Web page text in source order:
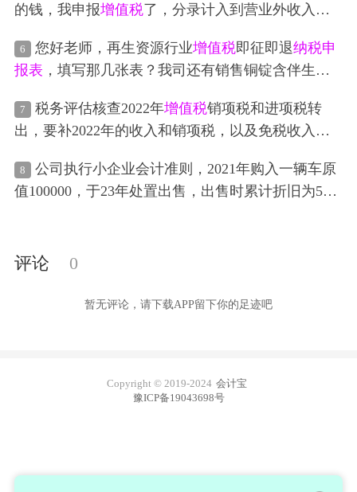
的钱，我申报增值税了，分录计入到营业外收入的
6 您好老师，再生资源行业增值税即征即退纳税申
报表 ，填写那几张表？我司还有销售铜锭含伴生
即退栏填不上，是否填在一般项目栏？
7 税务评估核查2022年增值税销项税和进项税转
出，要补2022年的收入和销项税，以及免税收入的
填了2022年的增值税申报表交了税和滞纳金，但是
这个申报表只是为了把税交了，不能和当时2022年1
收入、销项税、进项税转出如何入账？2025年9月所
8
公司执行小企业会计准则，2021年购入一辆车原
值100000，于23年处置出售，出售时累计折旧为500
补缴增值税
怎么做，不影响本年利润
评论 0
暂无评论，请下载APP留下你的足迹吧
Copyright © 2019-2024 会计宝
豫ICP备19043698号